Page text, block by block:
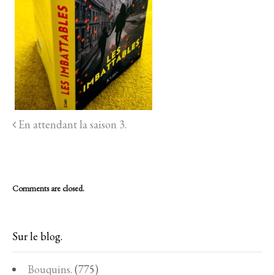
En attendant la saison 3.
Comments are closed.
Sur le blog.
Bouquins. (775)